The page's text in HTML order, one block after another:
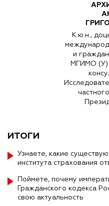
К.ю.н.,
и
МГИМО (У)
ИТОГИ
Узнаете, какие
института страхования
Поймете, почему
Гражданского кодекса
свою актуальность